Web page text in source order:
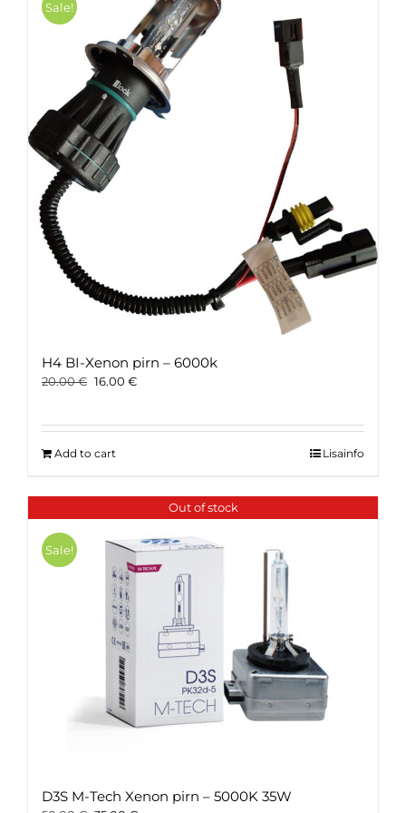
Sale!
H4 BI-Xenon pirn – 6000k
20.00€ Original
20.00 €.
16.00 €Current
16.00 €.
Add to cart Lisainfo
Out of stock
Sale!
D3S M-Tech Xenon pirn – 5000K 35W